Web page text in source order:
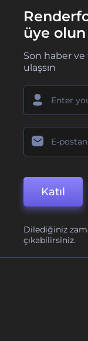
üye olun
Son haber
ulaşsın
Katıl
Dilediğiniz
çıkabilirsiniz.